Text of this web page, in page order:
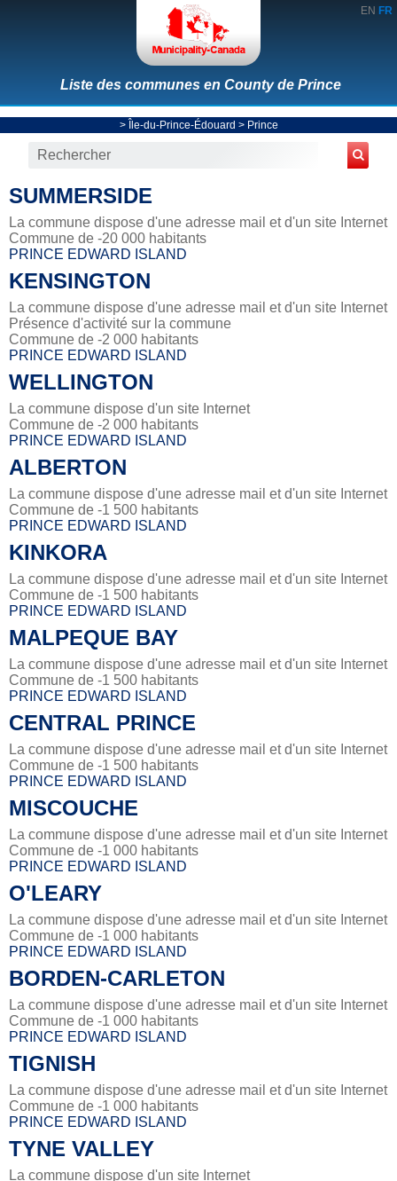
EN FR
Liste des communes en County de Prince
> Île-du-Prince-Édouard > Prince
SUMMERSIDE
La commune dispose d'une adresse mail et d'un site Internet
Commune de -20 000 habitants
PRINCE EDWARD ISLAND
KENSINGTON
La commune dispose d'une adresse mail et d'un site Internet
Présence d'activité sur la commune
Commune de -2 000 habitants
PRINCE EDWARD ISLAND
WELLINGTON
La commune dispose d'un site Internet
Commune de -2 000 habitants
PRINCE EDWARD ISLAND
ALBERTON
La commune dispose d'une adresse mail et d'un site Internet
Commune de -1 500 habitants
PRINCE EDWARD ISLAND
KINKORA
La commune dispose d'une adresse mail et d'un site Internet
Commune de -1 500 habitants
PRINCE EDWARD ISLAND
MALPEQUE BAY
La commune dispose d'une adresse mail et d'un site Internet
Commune de -1 500 habitants
PRINCE EDWARD ISLAND
CENTRAL PRINCE
La commune dispose d'une adresse mail et d'un site Internet
Commune de -1 500 habitants
PRINCE EDWARD ISLAND
MISCOUCHE
La commune dispose d'une adresse mail et d'un site Internet
Commune de -1 000 habitants
PRINCE EDWARD ISLAND
O'LEARY
La commune dispose d'une adresse mail et d'un site Internet
Commune de -1 000 habitants
PRINCE EDWARD ISLAND
BORDEN-CARLETON
La commune dispose d'une adresse mail et d'un site Internet
Commune de -1 000 habitants
PRINCE EDWARD ISLAND
TIGNISH
La commune dispose d'une adresse mail et d'un site Internet
Commune de -1 000 habitants
PRINCE EDWARD ISLAND
TYNE VALLEY
La commune dispose d'un site Internet